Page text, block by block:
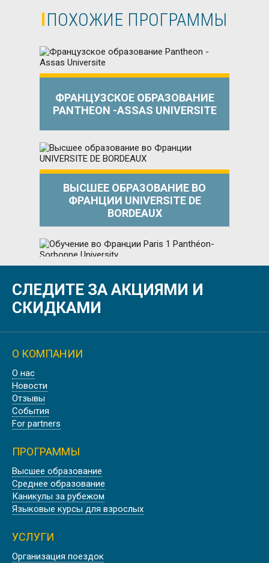
ПОХОЖИЕ ПРОГРАММЫ
ФРАНЦУЗСКОЕ ОБРАЗОВАНИЕ
PANTHEON -ASSAS UNIVERSITE
ВЫСШЕЕ ОБРАЗОВАНИЕ ВО
ФРАНЦИИ UNIVERSITE DE
BORDEAUX
ОБУЧЕНИЕ ВО ФРАНЦИИ PARIS 1
PANTHÉON-SORBONNE UNIVERSITY
ШТУДИЕНКОЛЛЕГ КАРЛСРУЭ,
СЛЕДИТЕ ЗА АКЦИЯМИ И
СКИДКАМИ
О КОМПАНИИ
О нас
Новости
Отзывы
События
For partners
ПРОГРАММЫ
Высшее образование
Среднее образование
Каникулы за рубежом
Языковые курсы для взрослых
УСЛУГИ
Организация поездок